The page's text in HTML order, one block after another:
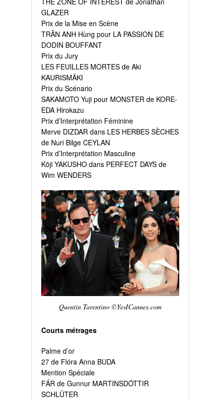
GLAZER
Prix de la Mise en Scène
TRÂN ANH Hùng pour LA PASSION DE
DODIN BOUFFANT
Prix du Jury
LES FEUILLES MORTES de Aki
KAURISMÄKI
Prix du Scénario
SAKAMOTO Yuji pour MONSTER de KORE-
EDA Hirokazu
Prix d’Interprétation Féminine
Merve DIZDAR dans LES HERBES SÈCHES
de Nuri Bilge CEYLAN
Prix d’Interprétation Masculine
Kōji YAKUSHO dans PERFECT DAYS de
Wim WENDERS
Quentin Tarentino ©YesICannes.com
Courts métrages
Palme d’or
27 de Flóra Anna BUDA
Mention Spéciale
FÁR de Gunnur MARTINSDÓTTIR
SCHLÜTER